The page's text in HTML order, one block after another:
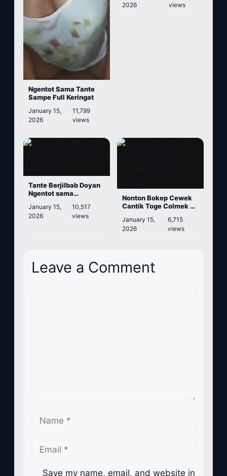
Ngentot Sama Tante
Sampe Full Keringat
January 15,
2026
11,799
views
2026
views
Tante Berjilbab Doyan
Ngentot sama
January 15,
2026
10,517
views
Nonton Bokep Cewek
Cantik Toge Colmek di
January 15,
2026
6,715
views
Leave a Comment
Name
Email
Save my name, email, and website in